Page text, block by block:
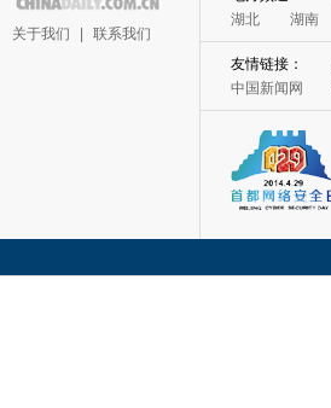
关于我们 联系我们
湖北
湖南
友情链接：
中国新闻网